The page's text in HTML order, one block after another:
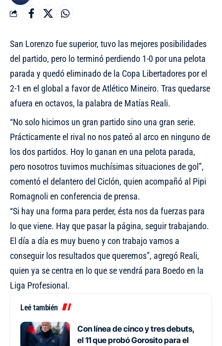
San Lorenzo fue superior, tuvo las mejores posibilidades
del partido, pero lo terminó perdiendo 1-0 por una pelota
parada y quedó eliminado de la Copa Libertadores por el
2-1 en el global a favor de Atlético Mineiro. Tras quedarse
afuera en octavos, la palabra de Matías Reali.
“No solo hicimos un gran partido sino una gran serie.
Prácticamente el rival no nos pateó al arco en ninguno de
los dos partidos. Hoy lo ganan en una pelota parada,
pero nosotros tuvimos muchísimas situaciones de gol”,
comentó el delantero del Ciclón, quien acompañó al Pipi
Romagnoli en conferencia de prensa.
“Si hay una forma para perder, ésta nos da fuerzas para
lo que viene. Hay que pasar la página, seguir trabajando.
El día a día es muy bueno y con trabajo vamos a
conseguir los resultados que queremos”, agregó Reali,
quien ya se centra en lo que se vendrá para Boedo en la
Liga Profesional.
Leé también
Con línea de cinco y tres debuts,
el 11 que probó Gorosito para el